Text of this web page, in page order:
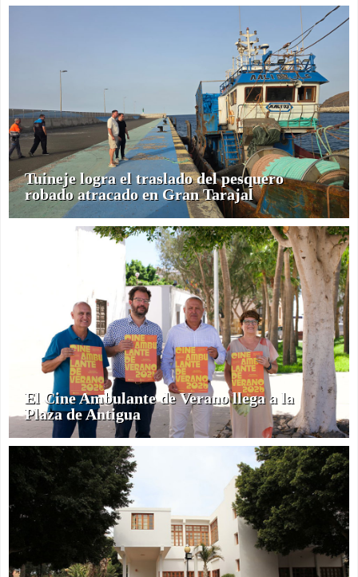
Tuineje logra el traslado del pesquero
robado atracado en Gran Tarajal
El Cine Ambulante de Verano llega a la
Plaza de Antigua